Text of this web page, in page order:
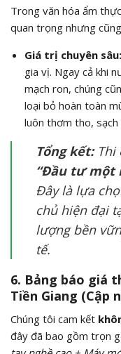
Trong văn hóa ẩm
quan trọng nhưng
Giá trị chuyên sâu:
gia vị. Ngay cả khi
mạch ron, chúng
loại bỏ hoàn toàn
luôn thơm tho, sạch
Tổng kết:Thi
“Đầu tư một
Đây là lựa
chủ hiện đại
lượng bền
tế.
6. Bảng báo giá
Tiền Giang (Cập
Chúng tôi cam kết
đây đã bao gồm trọn